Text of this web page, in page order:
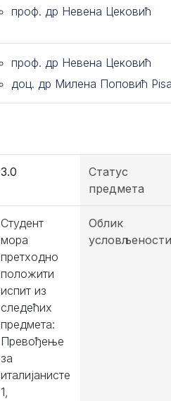
проф. др Невена Цековић
проф. др Невена Цековић
доц. др Милена Поповић
3.0
Статус
предмета
Студент
мора
претходно
положити
испит из
следећих
предмета:
Превођење
за
италијанисте
1,
Облик
условљености